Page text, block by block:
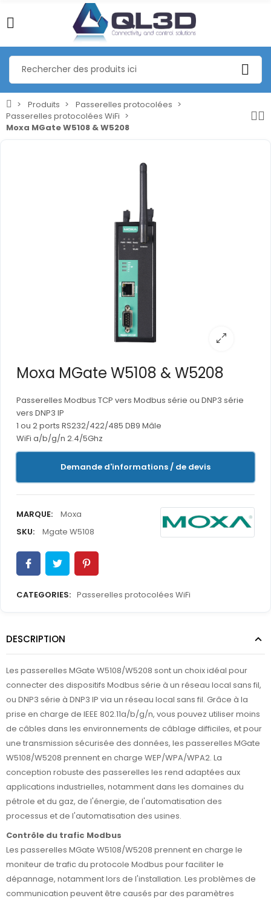
Produits
Passerelles protocolées
Passerelles protocolées WiFi
Moxa MGate W5108 & W5208
Moxa MGate W5108 & W5208
Passerelles Modbus TCP vers Modbus série ou DNP3 série
vers DNP3 IP
1 ou 2 ports RS232/422/485 DB9 Mâle
WiFi a/b/g/n 2.4/5Ghz
Demande d'informations / de devis
MARQUE:
Moxa
SKU:
Mgate W5108
CATEGORIES: Passerelles protocolées WiFi
DESCRIPTION
Les passerelles MGate W5108/W5208 sont un choix idéal pour
connecter des dispositifs Modbus série à un réseau local sans fil,
ou DNP3 série à DNP3 IP via un réseau local sans fil. Grâce à la
prise en charge de IEEE 802.11a/b/g/n, vous pouvez utiliser moins
de câbles dans les environnements de câblage difficiles, et pour
une transmission sécurisée des données, les passerelles MGate
W5108/W5208 prennent en charge WEP/WPA/WPA2. La
conception robuste des passerelles les rend adaptées aux
applications industrielles, notamment dans les domaines du
pétrole et du gaz, de l'énergie, de l'automatisation des
processus et de l'automatisation des usines.
Contrôle du trafic Modbus
Les passerelles MGate W5108/W5208 prennent en charge le
moniteur de trafic du protocole Modbus pour faciliter le
dépannage, notamment lors de l'installation. Les problèmes de
communication peuvent être causés par des paramètres